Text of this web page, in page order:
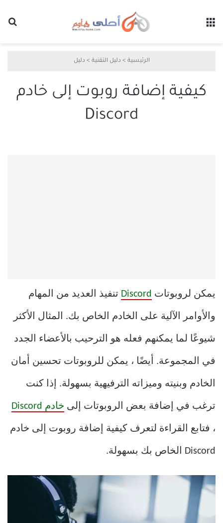
الرئيسية > دليل التقنية > دليل
كيفية إضافة روبوت إلى خادم
Discord
يمكن لروبوتات Discord تنفيذ العديد من المهام
والأوامر الآلية على الخادم الخاص بك. المثال الأكثر
شيوعًا لما يمكنهم فعله هو الترحيب بالأعضاء الجدد
في المجموعة. أيضًا ، يمكن للروبوتات تحسين أمان
الخادم وبنيته وميزاته الترفيهية بسهولة. إذا كنت
ترغب في إضافة بعض الروبوتات إلى خادم Discord
، فتابع القراءة لتعرف كيفية إضافة روبوت إلى خادم
Discord الخاص بك بسهولة.